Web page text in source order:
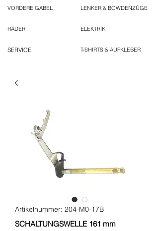
VORDERE GABEL
RÄDER
SERVICE
LENKER & BOWDENZÜGE
ELEKTRIK
T-SHIRTS & AUFKLEBER
Artikelnummer: 204-M0-17B
SCHALTUNGSWELLE 161 mm